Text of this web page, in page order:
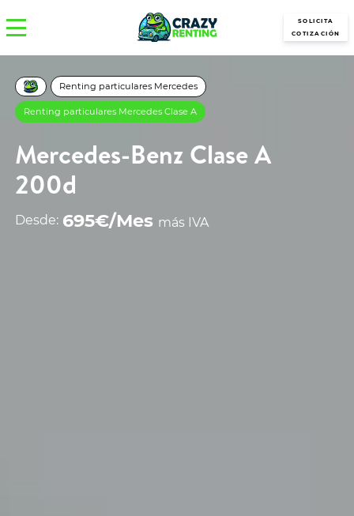
SOLICITA
COTIZACIÓN
Renting particulares Mercedes
Renting particulares Mercedes Clase A
Mercedes-Benz Clase A
200d
Desde: 695€/Mes más IVA